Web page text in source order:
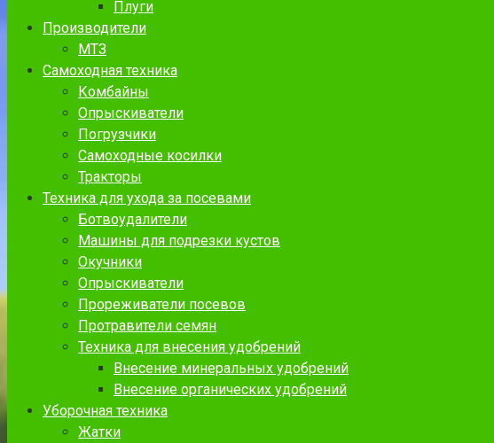
Плуги
Производители
МТЗ
Самоходная техника
Комбайны
Опрыскиватели
Погрузчики
Самоходные косилки
Тракторы
Техника для ухода за посевами
Ботвоудалители
Машины для подрезки кустов
Окучники
Опрыскиватели
Прореживатели посевов
Протравители семян
Техника для внесения удобрений
Внесение минеральных удобрений
Внесение органических удобрений
Уборочная техника
Жатки